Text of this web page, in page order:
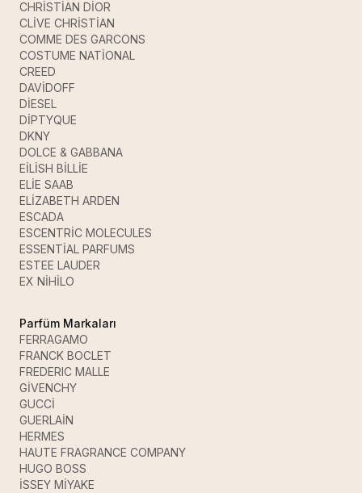
CHRİSTİAN DİOR
CLİVE CHRİSTİAN
COMME DES GARCONS
COSTUME NATİONAL
CREED
DAVİDOFF
DİESEL
DİPTYQUE
DKNY
DOLCE & GABBANA
EİLİSH BİLLİE
ELİE SAAB
ELİZABETH ARDEN
ESCADA
ESCENTRİC MOLECULES
ESSENTİAL PARFUMS
ESTEE LAUDER
EX NİHİLO
Parfüm Markaları
FERRAGAMO
FRANCK BOCLET
FREDERIC MALLE
GİVENCHY
GUCCİ
GUERLAİN
HERMES
HAUTE FRAGRANCE COMPANY
HUGO BOSS
İSSEY MİYAKE